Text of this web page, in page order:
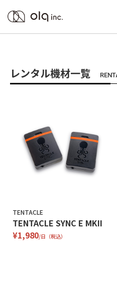
レンタル機材一覧
TENTACLE
TENTACLE SYNC E MKII
¥1,980/日（税込）